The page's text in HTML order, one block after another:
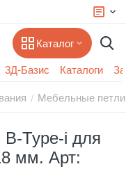
Каталог
3Д-Базис Каталоги
/ Мебельные петли
Type-i для
мм. Арт: